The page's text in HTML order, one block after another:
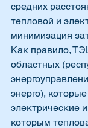
средних
тепловой и
минимизация
Как правило,
областных
энерго),
электрические
которым